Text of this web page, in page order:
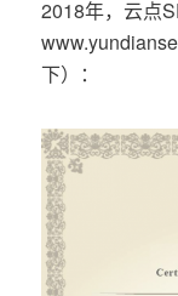
2018年，云点
下）：